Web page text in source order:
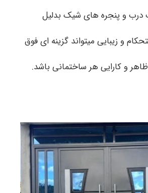
درب و پنجره های شیک بدلیل
و زیبایی میتواند گزینه ای فوق
ظاهر و کارایی هر ساختمانی باشد.